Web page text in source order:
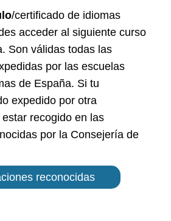
/certificado de idiomas
acceder al siguiente curso
Son válidas todas las
por las escuelas
de España. Si tu
expedido por otra
recogido en las
por la Consejería de
reconocidas